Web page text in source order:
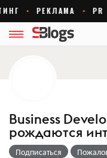
Business
рождаются
Подписаться